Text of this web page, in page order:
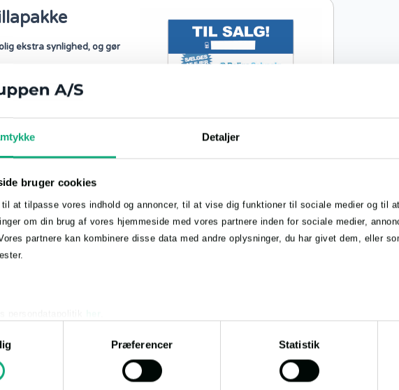
Detaljer
bruger cookies
at tilpasse vores indhold og annoncer, til at vise dig funktioner til sociale medier og til
om din brug af vores hjemmeside med vores partnere inden for sociale medier,
partnere kan kombinere disse data med andre oplysninger, du har givet dem, eller
Præferencer Statistik
ekstra synlighed, og gør
cm
420 kr.